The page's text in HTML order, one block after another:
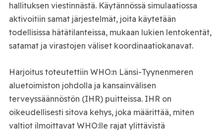
hallituksen viestinnästä. Käytännössä simulaatiossa
aktivoitiin samat järjestelmät, joita käytetään
todellisissa hätätilanteissa, mukaan lukien lentokentät,
satamat ja virastojen väliset koordinaatiokanavat.
Harjoitus toteutettiin WHO:n Länsi-Tyynenmeren
aluetoimiston johdolla ja kansainvälisen
terveyssäännöstön (IHR) puitteissa. IHR on
oikeudellisesti sitova kehys, joka määrittää, miten
valtiot ilmoittavat WHO:lle rajat ylittävistä